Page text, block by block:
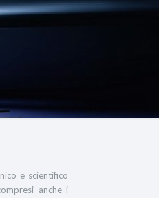
e scientifico
anche i